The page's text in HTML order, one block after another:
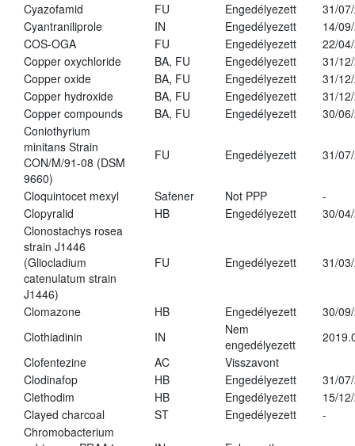
Cyazofamid
FU Engedélyezett
31/
Cyantraniliprole
IN Engedélyezett
14/
COS-OGA
FU Engedélyezett
22/
Copper oxychloride
BA, FU Engedélyezett
31/
Copper oxide
BA, FU Engedélyezett
31/
Copper hydroxide
BA, FU Engedélyezett
31/
Copper compounds
BA, FU Engedélyezett
30/
Coniothyrium
minitans Strain
CON/M/91-08 (DSM
9660)
FU Engedélyezett 31/
Cloquintocet mexyl Safener Not PPP
-
Clopyralid
HB Engedélyezett
30/
Clonostachys rosea
strain J1446
(Gliocladium
catenulatum strain
J1446)
FU Engedélyezett 31/
Clomazone HB Engedélyezett
30/
Clothiadinin
IN
Nem
engedélyezett
Clofentezine
AC
Visszavont
Clodinafop
HB Engedélyezett
31/
Clethodim
HB Engedélyezett
15/
Clayed charcoal
ST Engedélyezett
-
Chromobacterium